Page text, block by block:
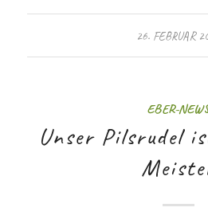
26. FEBRUAR
EBER-
Unser Pilsrudel